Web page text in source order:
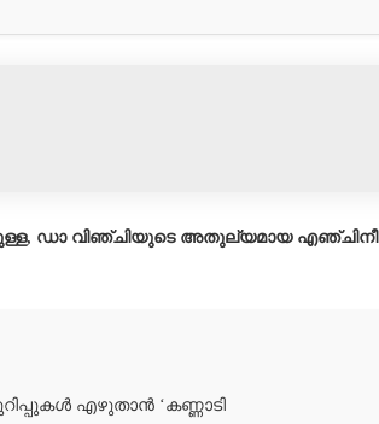
ഡാ വിഞ്ചിയുടെ അതുല്യമായ
എഴുതാൻ ‘കണ്ണാടി